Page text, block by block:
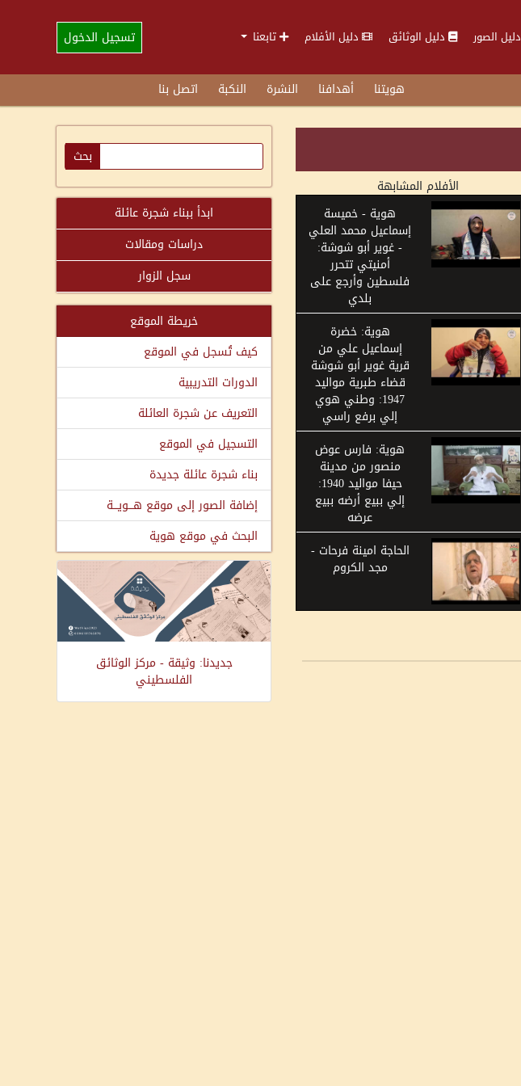
دليل الصور دليل الوثائق دليل الأفلام تابعنا تسجيل الدخول
هويتنا أهدافنا النشرة النكبة اتصل بنا
الأفلام المشابهة
هوية - خميسة
إسماعيل محمد العلي
- غوير أبو شوشة:
أمنيتي تتحرر
فلسطين وأرجع على
بلدي
هوية: خضرة
إسماعيل علي من
قرية غوير أبو شوشة
قضاء طبرية مواليد
1947: وطني هوي
إلي برفع راسي
هوية: فارس عوض
منصور من مدينة
حيفا مواليد 1940:
إلي ببيع أرضه ببيع
عرضه
الحاجة امينة فرحات -
مجد الكروم
ابدأ ببناء شجرة عائلة
دراسات ومقالات
سجل الزوار
خريطة الموقع
كيف تُسجل في الموقع
الدورات التدريبية
التعريف عن شجرة العائلة
التسجيل في الموقع
بناء شجرة عائلة جديدة
إضافة الصور إلى موقع هـــويـــة
البحث في موقع هوية
جديدنا: وثيقة - مركز الوثائق
الفلسطيني